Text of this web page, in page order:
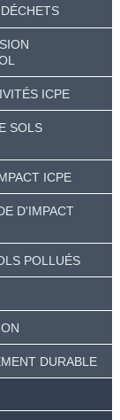
ICPE
SOLS
ICPE
D'IMPACT
POLLUÉS
DURABLE